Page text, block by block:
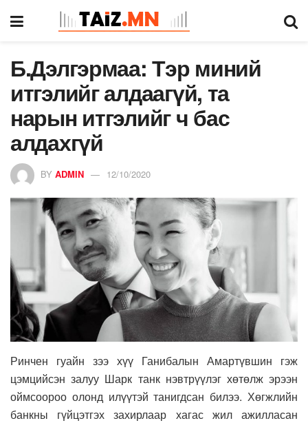
Б.Дэлгэрмаа: Тэр миний
итгэлийг алдаагүй, та
нарын итгэлийг ч бас
алдахгүй
BY ADMIN 12/10/2020
Ринчен гуайн зээ хүү Ганибалын Амартүвшин гэж
цэмцийсэн залуу Шарк танк нэвтрүүлэг хөтөлж эрээн
оймсоороо олонд илүүтэй танигдсан билээ. Хөгжлийн
банкны гүйцэтгэх захирлаар хагас жил ажилласан